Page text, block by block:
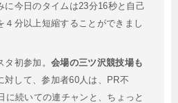
に今日のタイムは23分16秒と自己
４分以上短縮することができまし
初参加。 会場の三ツ沢競技場も
対して、参加者60人は、PR不
に続いての連チャンと、ちょっと